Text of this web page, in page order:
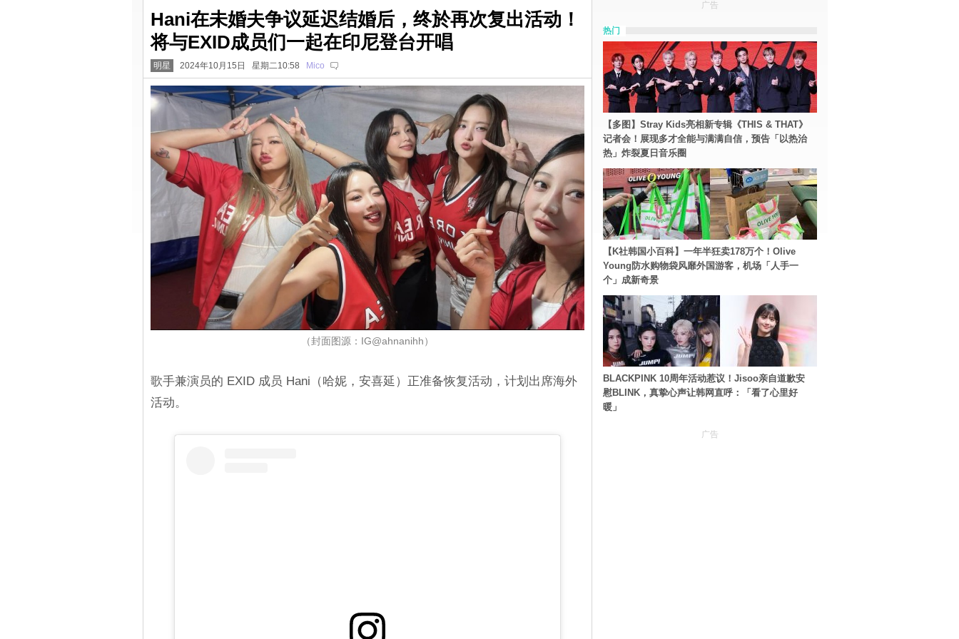
Hani在未婚夫争议延迟结婚后，终於再次复出活动！
将与EXID成员们一起在印尼登台开唱
明星 2024年10月15日 星期二10:58 Mico
（封面图源：IG@ahnanihh）
歌手兼演员的 EXID 成员 Hani（哈妮，安喜延）正准备恢复活动，计划出席海外
活动。
广告
热门
【多图】Stray Kids亮相新专辑《THIS & THAT》
记者会！展现多才全能与满满自信，预告「以热治
热」炸裂夏日音乐圈
【K社韩国小百科】一年半狂卖178万个！Olive
Young防水购物袋风靡外国游客，机场「人手一
个」成新奇景
BLACKPINK 10周年活动惹议！Jisoo亲自道歉安
慰BLINK，真挚心声让韩网直呼：「看了心里好
暖」
广告